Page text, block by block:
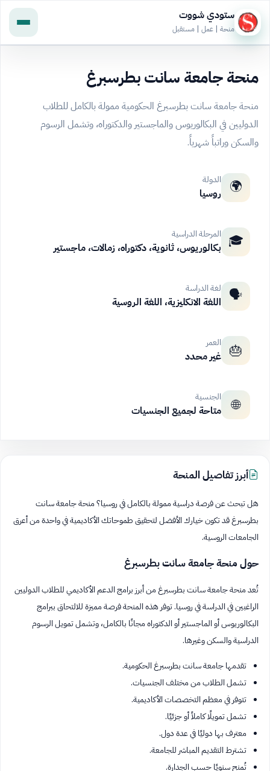
ستودي شووت
منحة | عمل | مستقبل
منحة جامعة سانت بطرسبرغ
منحة جامعة سانت بطرسبرغ الحكومية ممولة بالكامل للطلاب
الدوليين في البكالوريوس والماجستير والدكتوراه، وتشمل الرسوم
والسكن وراتباً شهرياً.
🌍 الدولة
روسيا
🎓 المرحلة الدراسية
بكالوريوس، ثانوية، دكتوراه، زمالات، ماجستير
🗣️ لغة الدراسة
اللغة الانكليزية، اللغة الروسية
🎂 العمر
غير محدد
🌐 الجنسية
متاحة لجميع الجنسيات
أبرز تفاصيل المنحة
هل تبحث عن فرصة دراسية ممولة بالكامل في روسيا؟ منحة جامعة سانت
بطرسبرغ قد تكون خيارك الأفضل لتحقيق طموحاتك الأكاديمية في واحدة من أعرق
الجامعات الروسية.
حول منحة جامعة سانت بطرسبرغ
تُعد منحة جامعة سانت بطرسبرغ من أبرز برامج الدعم الأكاديمي للطلاب الدوليين
الراغبين في الدراسة في روسيا. توفر هذه المنحة فرصة مميزة للالتحاق ببرامج
البكالوريوس أو الماجستير أو الدكتوراه مجانًا بالكامل، وتشمل تمويل الرسوم
الدراسية والسكن وغيرها.
تقدمها جامعة سانت بطرسبرغ الحكومية.
تشمل الطلاب من مختلف الجنسيات.
تتوفر في معظم التخصصات الأكاديمية.
تشمل تمويلًا كاملاً أو جزئيًا.
معترف بها دوليًا في عدة دول.
تشترط التقديم المباشر للجامعة.
تُمنح سنويًا حسب الجدارة.